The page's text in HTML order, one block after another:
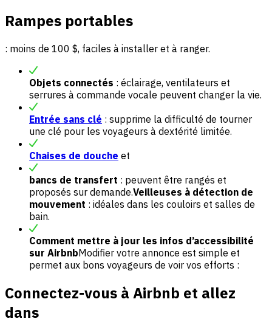
Rampes portables
: moins de 100 $, faciles à installer et à ranger.
Objets connectés : éclairage, ventilateurs et
serrures à commande vocale peuvent changer la vie.
Entrée sans clé : supprime la difficulté de tourner
une clé pour les voyageurs à dextérité limitée.
Chaises de douche et
bancs de transfert : peuvent être rangés et
proposés sur demande.Veilleuses à détection de
mouvement : idéales dans les couloirs et salles de
bain.
Comment mettre à jour les infos d’accessibilité
sur AirbnbModifier votre annonce est simple et
permet aux bons voyageurs de voir vos efforts :
Connectez-vous à Airbnb et allez
dans